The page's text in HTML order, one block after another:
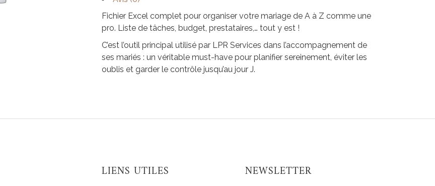
Fichier Excel complet pour organiser votre mariage de A à Z comme une
pro. Liste de tâches, budget, prestataires,… tout y est !
C’est l’outil principal utilisé par LPR Services dans l’accompagnement de
ses mariés : un véritable must-have pour planifier sereinement, éviter les
oublis et garder le contrôle jusqu’au jour J.
LIENS UTILES NEWSLETTER